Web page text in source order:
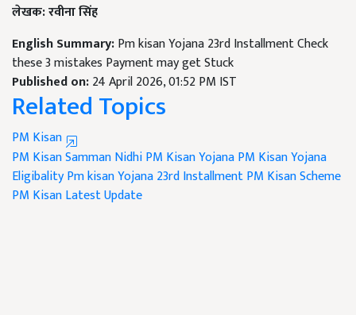
लेखक: रवीना सिंह
English Summary:Pm kisan Yojana 23rd Installment Check
these 3 mistakes Payment may get Stuck
Published on:24 April 2026, 01:52 PM IST
Related Topics
PM Kisan
PM Kisan Samman NidhiPM Kisan YojanaPM Kisan Yojana
EligibalityPm kisan Yojana 23rd InstallmentPM Kisan Scheme
PM Kisan Latest Update